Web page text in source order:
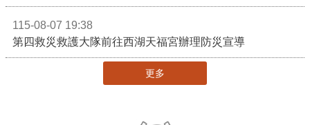
115-08-07 19:38
第四救災救護大隊前往西湖天福宮辦理防災宣導
更多